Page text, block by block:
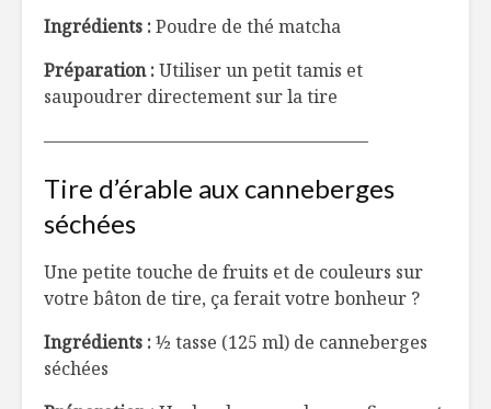
Ingrédients :Poudre de thé matcha
Préparation :Utiliser un petit tamis et
saupoudrer directement sur la tire
——————————————————–
Tire d’érable aux canneberges
séchées
Une petite touche de fruits et de couleurs sur
votre bâton de tire, ça ferait votre bonheur ?
Ingrédients :½ tasse (125 ml) de canneberges
séchées